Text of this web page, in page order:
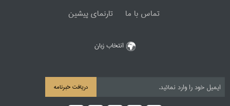
تماس با ما
تارنمای پیشین
انتخاب زبان
دریافت خبرنامه